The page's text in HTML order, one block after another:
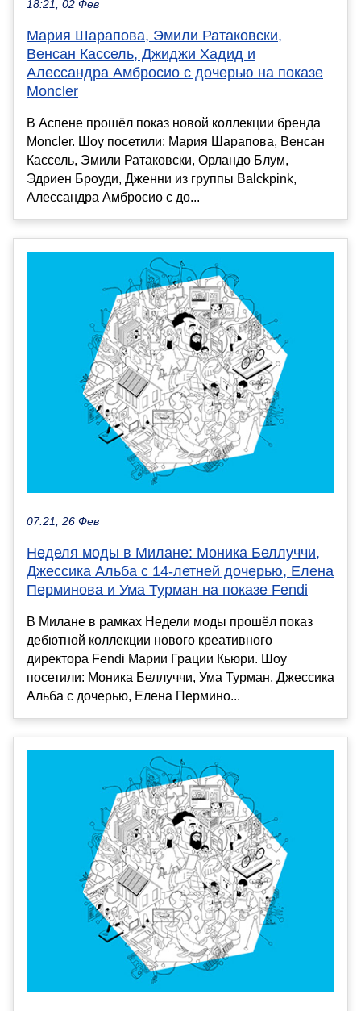
18:21, 02 Фев
Мария Шарапова, Эмили Ратаковски,
Венсан Кассель, Джиджи Хадид и
Алессандра Амбросио с дочерью на показе
Moncler
В Аспене прошёл показ новой коллекции бренда
Moncler. Шоу посетили: Мария Шарапова, Венсан
Кассель, Эмили Ратаковски, Орландо Блум,
Эдриен Броуди, Дженни из группы Balckpink,
Алессандра Амбросио с до...
07:21, 26 Фев
Неделя моды в Милане: Моника Беллуччи,
Джессика Альба с 14-летней дочерью, Елена
Перминова и Ума Турман на показе Fendi
В Милане в рамках Недели моды прошёл показ
дебютной коллекции нового креативного
директора Fendi Марии Грации Кьюри. Шоу
посетили: Моника Беллуччи, Ума Турман, Джессика
Альба с дочерью, Елена Пермино...